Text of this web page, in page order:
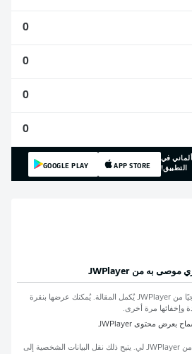
0
0
0
0
في
التطبيق!
APP STORE
GOOGLE PLAY
موصى به من JWPlayer
منJWPlayer يُكمل المقالة. يُمكنك عرضها بنقرة
وإخفائها مرة أخرى.
بعرض محتوىJWPlayer
منJWPlayer لي. يتيح ذلك نقل البيانات الشخصية إلى